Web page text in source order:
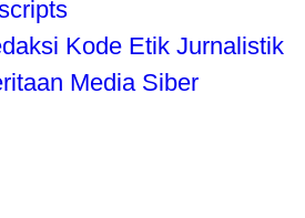
Kode Etik Jurnalistik
Media Siber